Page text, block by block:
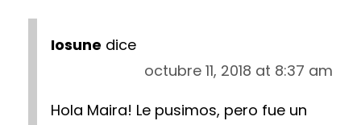
Iosune dice
octubre 11, 2018 at 8:37 am
Hola Maira! Le pusimos, pero fue un